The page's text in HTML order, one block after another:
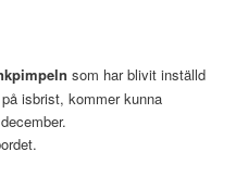
som har blivit inställd
isbrist, kommer kunna